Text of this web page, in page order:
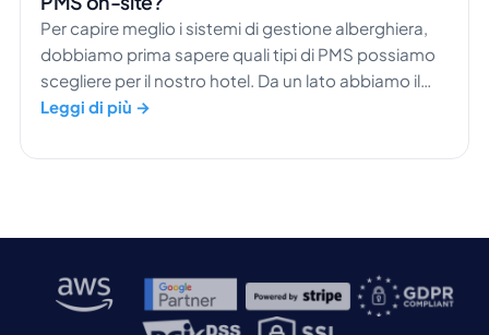
Per capire meglio i sistemi di gestione alberghiera,
dobbiamo prima sapere quali tipi di PMS possiamo
scegliere per il nostro hotel. Da un lato abbiamo il
tradizionale PMS on-site, dall'altro il PMS basato su
che deve essere installato in struttura su un server
Leggi di più →